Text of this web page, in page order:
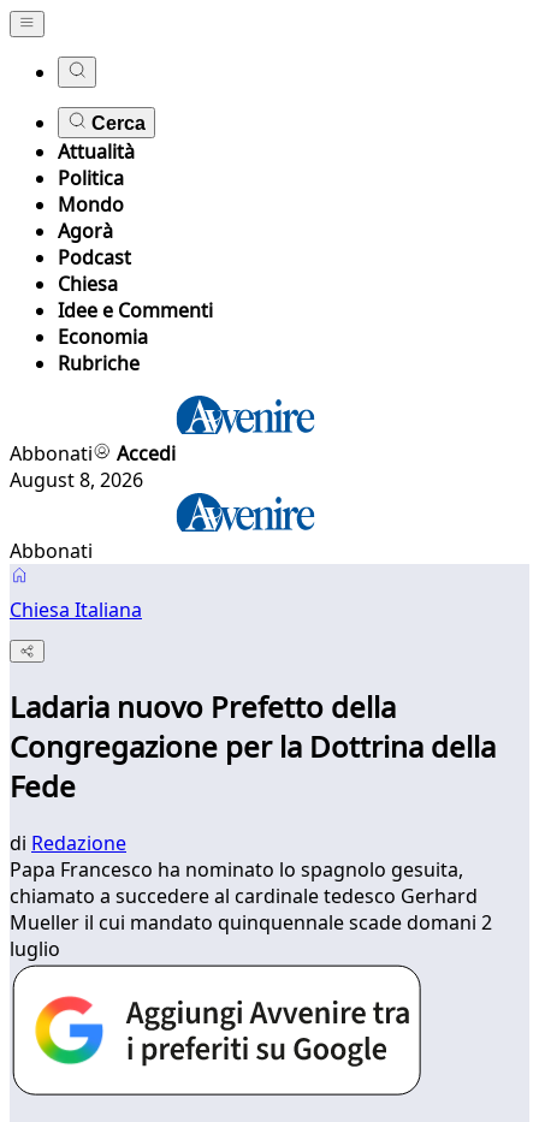
Cerca
Attualità
Politica
Mondo
Agorà
Podcast
Chiesa
Idee e Commenti
Economia
Rubriche
Abbonati
Accedi
August 8, 2026
Abbonati
Chiesa Italiana
Ladaria nuovo Prefetto della
Congregazione per la Dottrina della
Fede
di Redazione
Papa Francesco ha nominato lo spagnolo gesuita,
chiamato a succedere al cardinale tedesco Gerhard
Mueller il cui mandato quinquennale scade domani 2
luglio